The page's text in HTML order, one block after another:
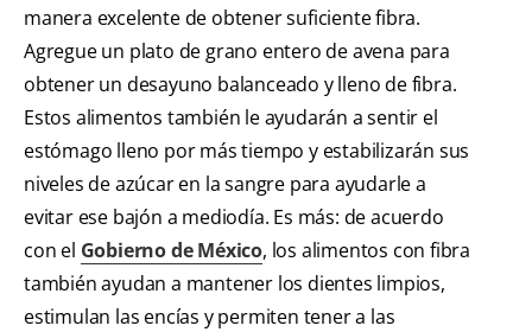
manera excelente de obtener suficiente fibra.
Agregue un plato de grano entero de avena para
obtener un desayuno balanceado y lleno de fibra.
Estos alimentos también le ayudarán a sentir el
estómago lleno por más tiempo y estabilizarán sus
niveles de azúcar en la sangre para ayudarle a
evitar ese bajón a mediodía. Es más: de acuerdo
con el Gobierno de México, los alimentos con fibra
también ayudan a mantener los dientes limpios,
estimulan las encías y permiten tener a las